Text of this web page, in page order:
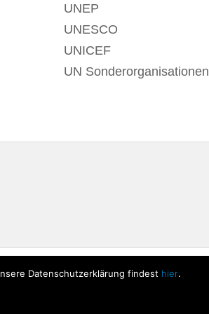
UNEP
UNESCO
UNICEF
UN Sonderorganisationen
Datenschutzerklärung findest hier.